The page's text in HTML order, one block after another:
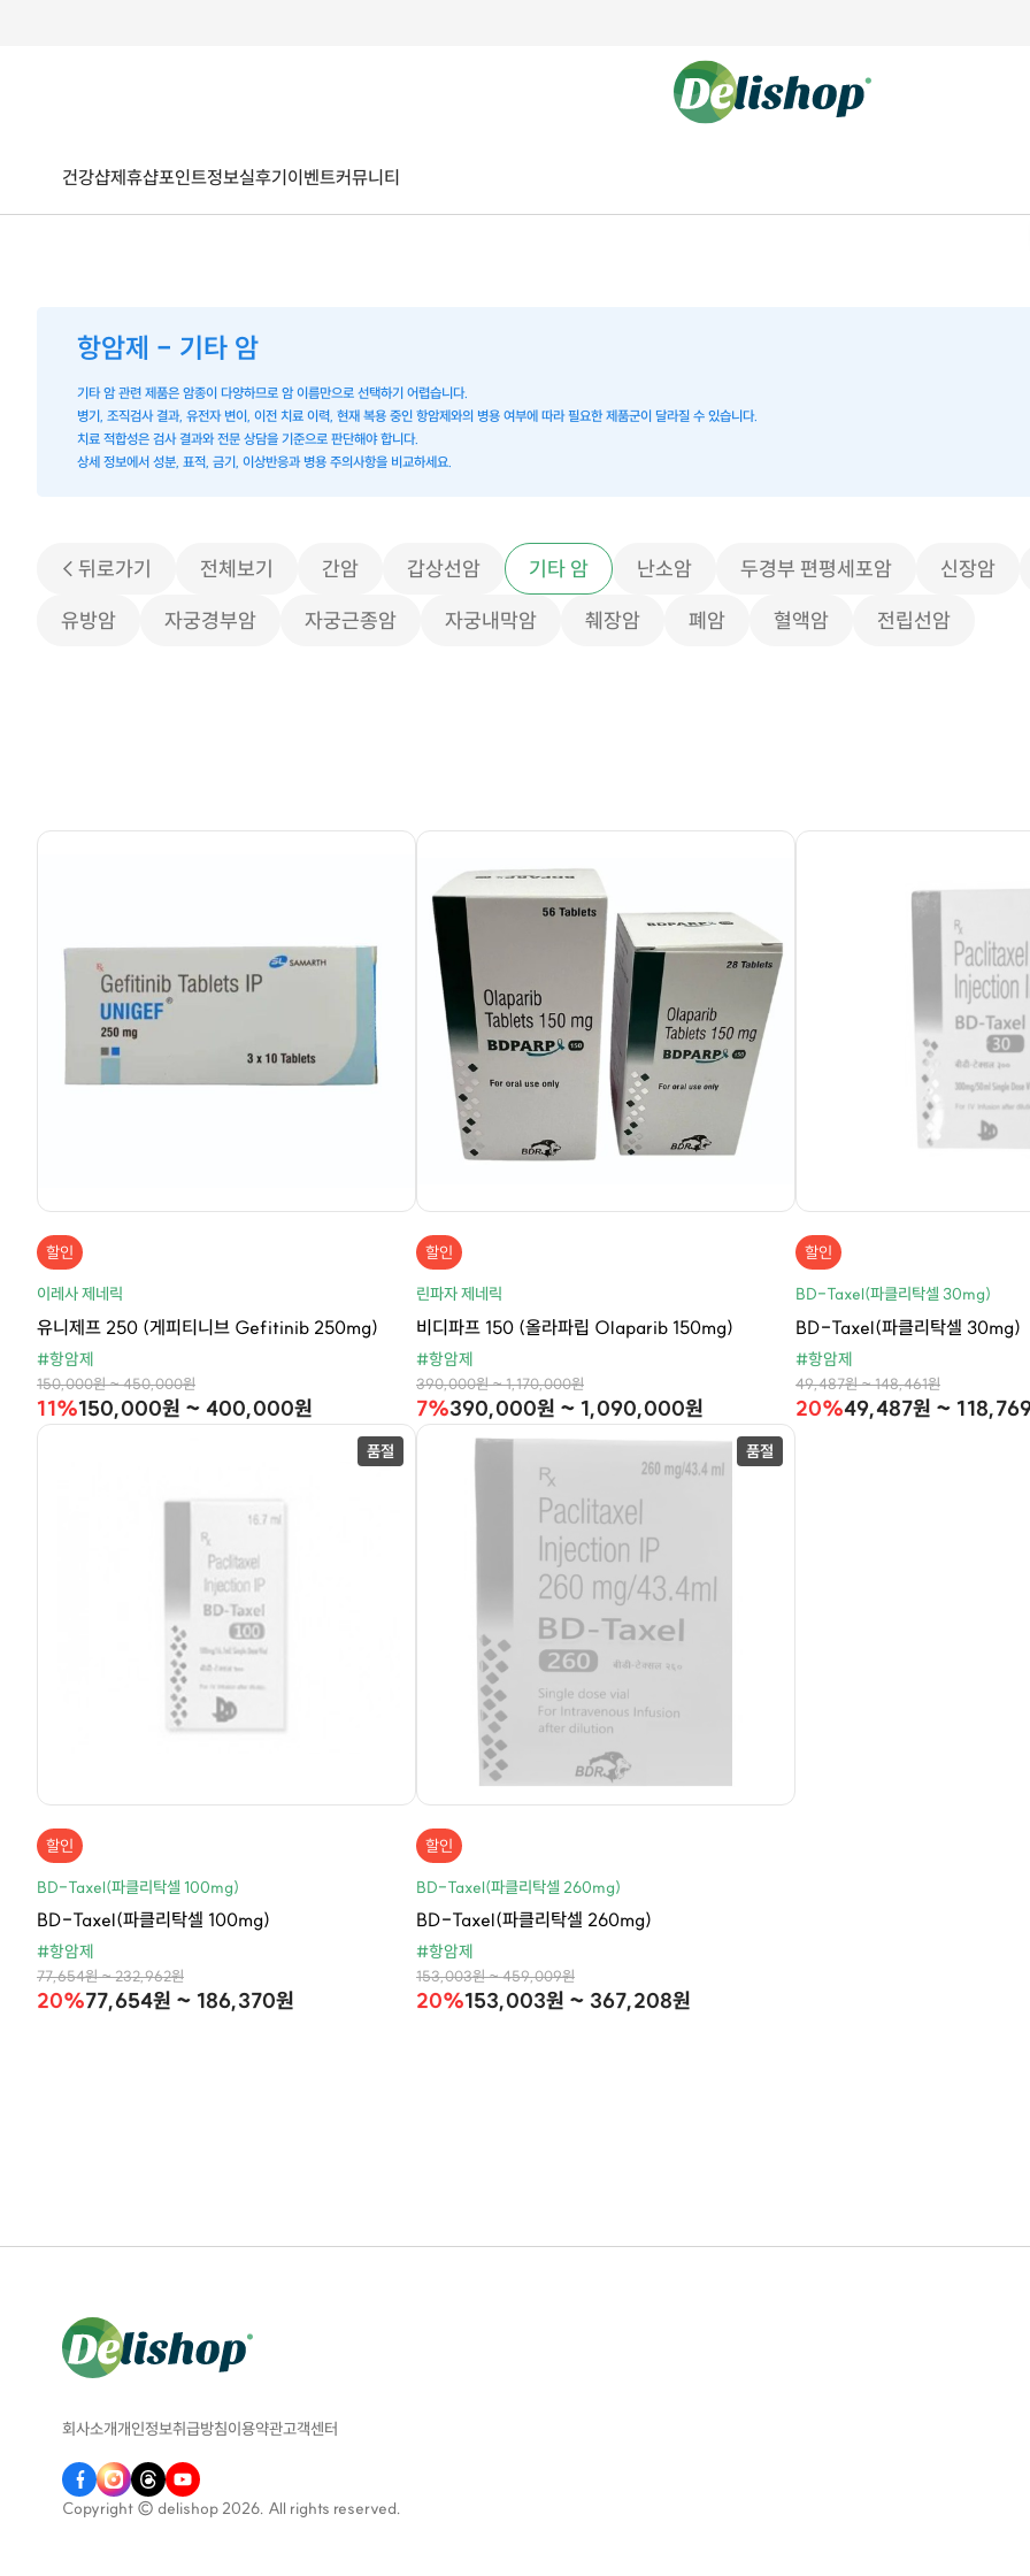
건강샵제휴샵포인트정보실후기이벤트커뮤니티
항암제 - 기타 암
기타 암 관련 제품은 암종이 다양하므로 암 이름만으로 선택하기 어렵습니다.
병기, 조직검사 결과, 유전자 변이, 이전 치료 이력, 현재 복용 중인 항암제와의 병용 여부에 따라 필요한 제품군이 달라질 수 있습니다.
치료 적합성은 검사 결과와 전문 상담을 기준으로 판단해야 합니다.
상세 정보에서 성분, 표적, 금기, 이상반응과 병용 주의사항을 비교하세요.
< 뒤로가기 전체보기 간암 갑상선암 기타 암 난소암 두경부 편평세포암
신장암
유방암
자궁경부암 자궁근종암 자궁내막암 췌장암 폐암 혈액암 전립선암
할인
이레사 제네릭
유니제프 250 (게피티니브 Gefitinib 250mg)
#항암제
150,000원 ~ 450,000원
11%150,000원 ~ 400,000원
할인
린파자 제네릭
비디파프 150 (올라파립 Olaparib 150mg)
#항암제
390,000원 ~ 1,170,000원
7%390,000원 ~ 1,090,000원
할인
BD-Taxel(파클리탁셀 30mg)
BD-Taxel(파클리탁셀 30mg)
#항암제
49,487원 ~ 148,461원
20%49,487원 ~
할인
BD-Taxel(파클리탁셀 100mg)
BD-Taxel(파클리탁셀 100mg)
#항암제
77,654원 ~ 232,962원
20%77,654원 ~ 186,370원
할인
BD-Taxel(파클리탁셀 260mg)
BD-Taxel(파클리탁셀 260mg)
#항암제
153,003원 ~ 459,009원
20%153,003원 ~ 367,208원
회사소개개인정보취급방침이용약관고객센터
Copyright © delishop 2026. All rights reserved.